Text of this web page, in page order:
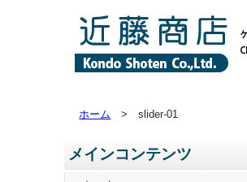
ホーム > slider-01
メインコンテンツ